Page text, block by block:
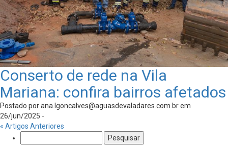
Conserto de rede na Vila
Mariana: confira bairros afetados
Postado porana.lgoncalves@aguasdevaladares.com.brem
26/jun/2025 -
« Artigos Anteriores